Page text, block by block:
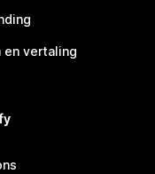
en vertaling